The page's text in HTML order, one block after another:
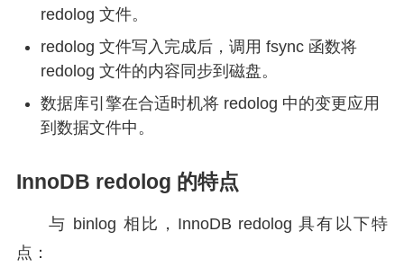
redolog 文件。
redolog 文件写入完成后，调用 fsync 函数将
redolog 文件的内容同步到磁盘。
数据库引擎在合适时机将 redolog 中的变更应用
到数据文件中。
InnoDB redolog 的特点
与 binlog 相比，InnoDB redolog 具有以下特
点：